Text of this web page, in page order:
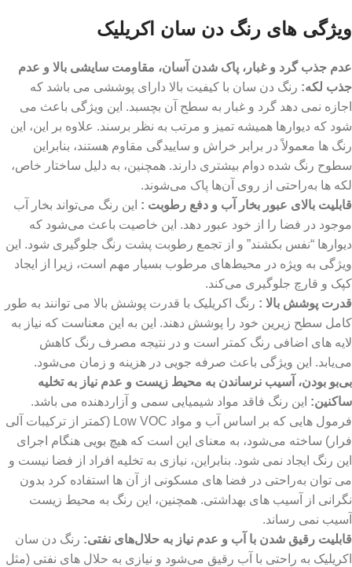
ویژگی های رنگ دن سان اکریلیک
عدم جذب گرد و غبار، پاک شدن آسان، مقاومت سایشی بالا و عدم
جذب لکه: رنگ‌ دن سان با کیفیت بالا دارای پوششی می باشد که
اجازه نمی‌ دهد گرد و غبار به سطح آن بچسبد. این ویژگی باعث می‌
شود که دیوارها همیشه تمیز و مرتب به نظر برسند. علاوه بر این، این
رنگ‌ ها معمولاً در برابر خراش و ساییدگی مقاوم هستند، بنابراین
سطوح رنگ‌ شده دوام بیشتری دارند. همچنین، به دلیل ساختار خاص،
لکه‌ ها به‌راحتی از روی آن‌ها پاک می‌شوند.
قابلیت بالای عبور بخار آب و دفع رطوبت : این رنگ می‌تواند بخار آب
موجود در فضا را از خود عبور دهد. این خاصیت باعث می‌شود که
دیوارها “نفس بکشند” و از تجمع رطوبت پشت رنگ جلوگیری شود. این
ویژگی به ‌ویژه در محیط‌های مرطوب بسیار مهم است، زیرا از ایجاد
کپک و قارچ جلوگیری می‌کند.
قدرت پوشش بالا : رنگ اکریلیک با قدرت پوشش بالا می‌ توانند به ‌طور
کامل سطح زیرین خود را پوشش دهند. این به این معناست که نیاز به
لایه ‌های اضافی رنگ کمتر است و در نتیجه مصرف رنگ کاهش
می‌یابد. این ویژگی باعث صرفه‌ جویی در هزینه و زمان می‌شود.
بی‌بو بودن، آسیب‌ نرساندن به محیط زیست و عدم نیاز به تخلیه
ساکنین: این رنگ‌ فاقد مواد شیمیایی سمی و آزاردهنده می باشد.
فرمول‌ هایی که بر اساس آب و مواد Low VOC (کمتر از ترکیبات آلی
فرار) ساخته می‌شود، به معنای این است که هیچ بویی هنگام اجرای
این رنگ ایجاد نمی ‌شود. بنابراین، نیازی به تخلیه افراد از فضا نیست و
می ‌توان به‌راحتی در فضا های مسکونی از آن ‌ها استفاده کرد بدون
نگرانی از آسیب‌ های بهداشتی. همچنین، این رنگ‌ به محیط زیست
آسیب نمی ‌رساند.
قابلیت رقیق شدن با آب و عدم نیاز به حلال‌های نفتی: رنگ‌ دن سان
اکریلیک به راحتی با آب رقیق می‌شود و نیازی به حلال‌ های نفتی (مثل